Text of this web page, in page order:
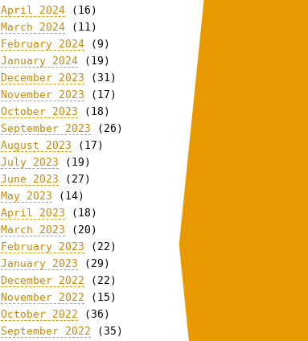
April 2024 (16)
March 2024 (11)
February 2024 (9)
January 2024 (19)
December 2023 (31)
November 2023 (17)
October 2023 (18)
September 2023 (26)
August 2023 (17)
July 2023 (19)
June 2023 (27)
May 2023 (14)
April 2023 (18)
March 2023 (20)
February 2023 (22)
January 2023 (29)
December 2022 (22)
November 2022 (15)
October 2022 (36)
September 2022 (35)